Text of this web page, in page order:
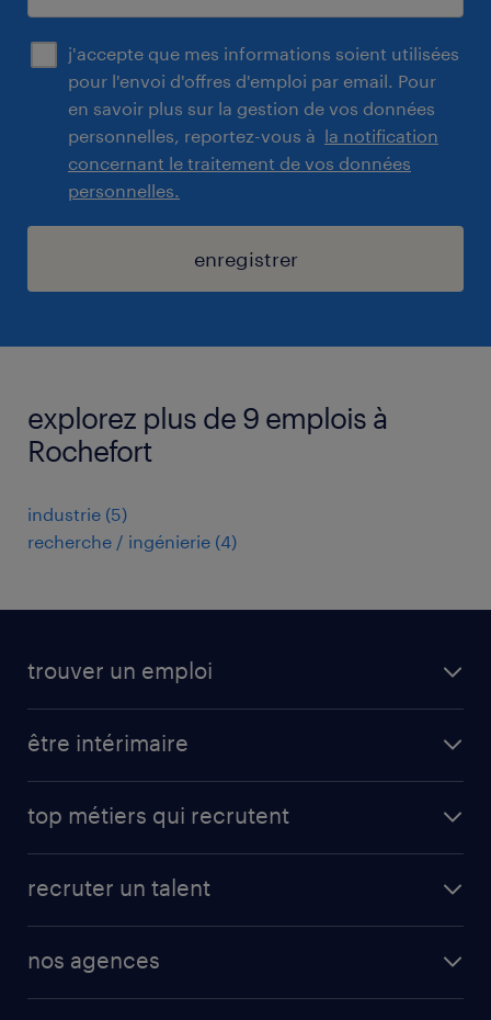
j'accepte que mes informations soient utilisées
pour l'envoi d'offres d'emploi par email. Pour
en savoir plus sur la gestion de vos données
personnelles, reportez-vous à la notification
concernant le traitement de vos données
personnelles.
enregistrer
explorez plus de 9 emplois à
Rochefort
industrie (5)
recherche / ingénierie (4)
trouver un emploi
créer un compte candidat
être intérimaire
app talent / portail web
top métiers qui recrutent
recruter un talent
solutions opérationnelles
nos agences